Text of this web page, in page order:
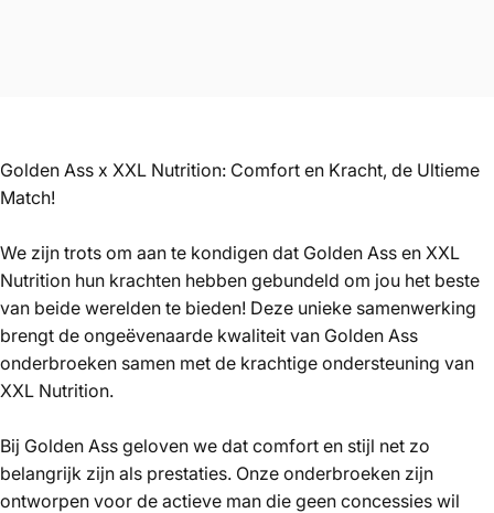
Golden Ass x XXL Nutrition: Comfort en Kracht, de Ultieme
Match!
We zijn trots om aan te kondigen dat Golden Ass en XXL
Nutrition hun krachten hebben gebundeld om jou het beste
van beide werelden te bieden! Deze unieke samenwerking
brengt de ongeëvenaarde kwaliteit van Golden Ass
onderbroeken samen met de krachtige ondersteuning van
XXL Nutrition.
Bij Golden Ass geloven we dat comfort en stijl net zo
belangrijk zijn als prestaties. Onze onderbroeken zijn
ontworpen voor de actieve man die geen concessies wil